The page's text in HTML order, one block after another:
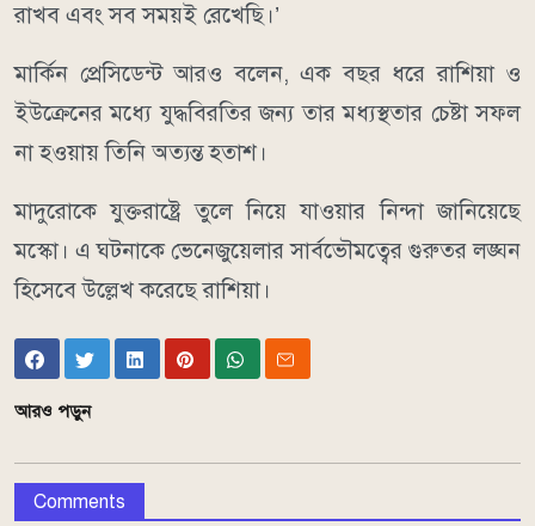
রাখব এবং সব সময়ই রেখেছি।’
মার্কিন প্রেসিডেন্ট আরও বলেন, এক বছর ধরে রাশিয়া ও
ইউক্রেনের মধ্যে যুদ্ধবিরতির জন্য তার মধ্যস্থতার চেষ্টা সফল
না হওয়ায় তিনি অত্যন্ত হতাশ।
মাদুরোকে যুক্তরাষ্ট্রে তুলে নিয়ে যাওয়ার নিন্দা জানিয়েছে
মস্কো। এ ঘটনাকে ভেনেজুয়েলার সার্বভৌমত্বের গুরুতর লঙ্ঘন
হিসেবে উল্লেখ করেছে রাশিয়া।
আরও পড়ুন
Comments